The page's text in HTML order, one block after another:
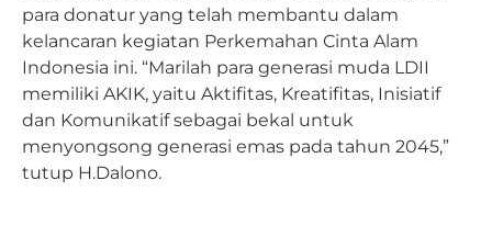
para donatur yang telah membantu dalam
kelancaran kegiatan Perkemahan Cinta Alam
Indonesia ini. “Marilah para generasi muda LDII
memiliki AKIK, yaitu Aktifitas, Kreatifitas, Inisiatif
dan Komunikatif sebagai bekal untuk
menyongsong generasi emas pada tahun 2045,”
tutup H.Dalono.